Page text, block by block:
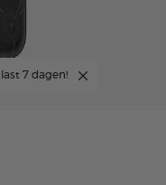
7 dagen!